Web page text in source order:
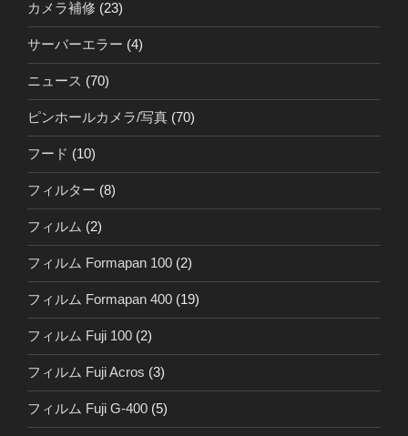
カメラ補修 (23)
サーバーエラー (4)
ニュース (70)
ピンホールカメラ/写真 (70)
フード (10)
フィルター (8)
フィルム (2)
フィルム Formapan 100 (2)
フィルム Formapan 400 (19)
フィルム Fuji 100 (2)
フィルム Fuji Acros (3)
フィルム Fuji G-400 (5)